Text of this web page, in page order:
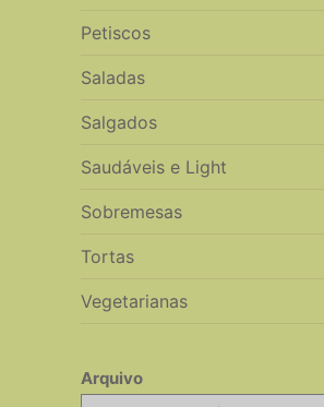
Petiscos
Saladas
Salgados
Saudáveis e Light
Sobremesas
Tortas
Vegetarianas
Arquivo